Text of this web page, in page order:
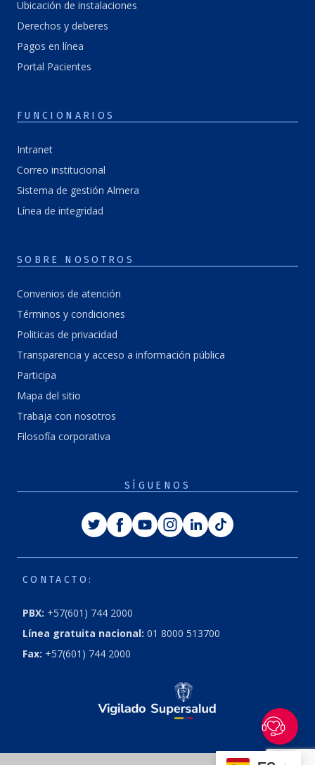
Ubicación de instalaciones
Derechos y deberes
Pagos en línea
Portal Pacientes
FUNCIONARIOS
Intranet
Correo institucional
Sistema de gestión Almera
Línea de integridad
SOBRE NOSOTROS
Convenios de atención
Términos y condiciones
Politicas de privacidad
Transparencia y acceso a información pública
Participa
Mapa del sitio
Trabaja con nosotros
Filosofía corporativa
SÍGUENOS
TwitterFacebook
YoutubeInstagram
LinkedinTiktok
CONTACTO:
PBX: +57(601) 744 2000
Línea gratuita nacional: 01 8000 513700
Fax: +57(601) 744 2000